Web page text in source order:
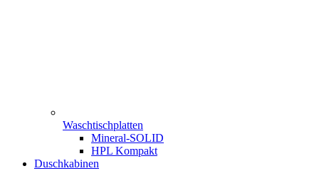
Waschtischplatten
Mineral-SOLID
HPL Kompakt
Duschkabinen